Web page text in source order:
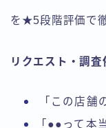
を★5段階評価で
リクエスト・調査
「この店舗
「●●って本